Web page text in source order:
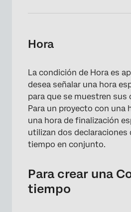
Hora
La condición de Hora es
desea señalar una hora
para que se muestren sus
Para un proyecto con una
una hora de finalización
utilizan dos declaraciones
tiempo en conjunto.
Para crear una
tiempo